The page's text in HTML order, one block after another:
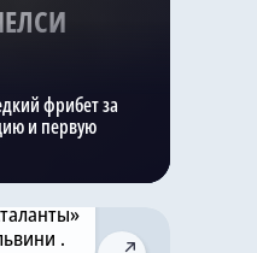
фрибет за
и первую
ведет
.